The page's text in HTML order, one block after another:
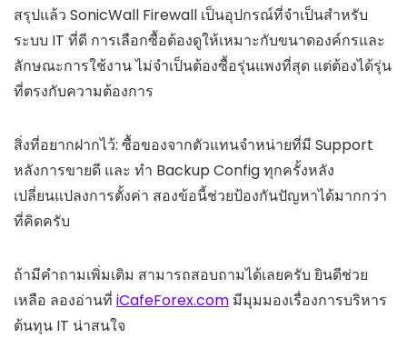
สรุปแล้ว SonicWall Firewall เป็นอุปกรณ์ที่จำเป็นสำหรับ
ระบบ IT ที่ดี การเลือกซื้อต้องดูให้เหมาะกับขนาดองค์กรและ
ลักษณะการใช้งาน ไม่จำเป็นต้องซื้อรุ่นแพงที่สุด แต่ต้องได้รุ่น
ที่ตรงกับความต้องการ
สิ่งที่อยากฝากไว้: ซื้อของจากตัวแทนจำหน่ายที่มี Support
หลังการขายดี และ ทำ Backup Config ทุกครั้งหลัง
เปลี่ยนแปลงการตั้งค่า สองข้อนี้ช่วยป้องกันปัญหาได้มากกว่า
ที่คิดครับ
ถ้ามีคำถามเพิ่มเติม สามารถสอบถามได้เลยครับ ยินดีช่วย
เหลือ ลองอ่านที่ iCafeForex.com มีมุมมองเรื่องการบริหาร
ต้นทุน IT น่าสนใจ